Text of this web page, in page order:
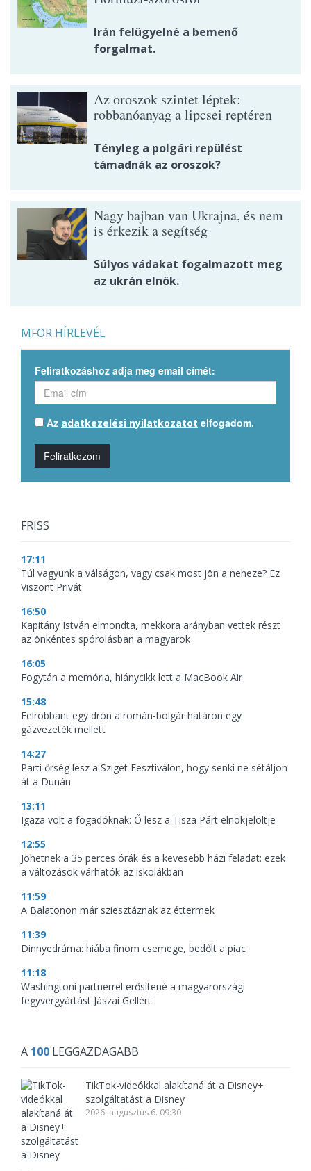
Irán felügyelné a bemenő
forgalmat.
Az oroszok szintet léptek:
robbanóanyag a lipcsei reptéren
Tényleg a polgári repülést
támadnák az oroszok?
Nagy bajban van Ukrajna, és nem
is érkezik a segítség
Súlyos vádakat fogalmazott meg
az ukrán elnök.
MFOR HÍRLEVÉL
Feliratkozáshoz adja meg email címét:
Az adatkezelési nyilatkozatot elfogadom.
Feliratkozom
FRISS
17:11
Túl vagyunk a válságon, vagy csak most jön a neheze? Ez
Viszont Privát
16:50
Kapitány István elmondta, mekkora arányban vettek részt
az önkéntes spórolásban a magyarok
16:05
Fogytán a memória, hiánycikk lett a MacBook Air
15:48
Felrobbant egy drón a román-bolgár határon egy
gázvezeték mellett
14:27
Parti őrség lesz a Sziget Fesztiválon, hogy senki ne sétáljon
át a Dunán
13:11
Igaza volt a fogadóknak: Ő lesz a Tisza Párt elnökjelöltje
12:55
Jöhetnek a 35 perces órák és a kevesebb házi feladat: ezek
a változások várhatók az iskolákban
11:59
A Balatonon már sziesztáznak az éttermek
11:39
Dinnyedráma: hiába finom csemege, bedőlt a piac
11:18
Washingtoni partnerrel erősítené a magyarországi
fegyvergyártást Jászai Gellért
A 100 LEGGAZDAGABB
TikTok-videókkal alakítaná át a Disney+
szolgáltatást a Disney
2026. augusztus 6. 09:30